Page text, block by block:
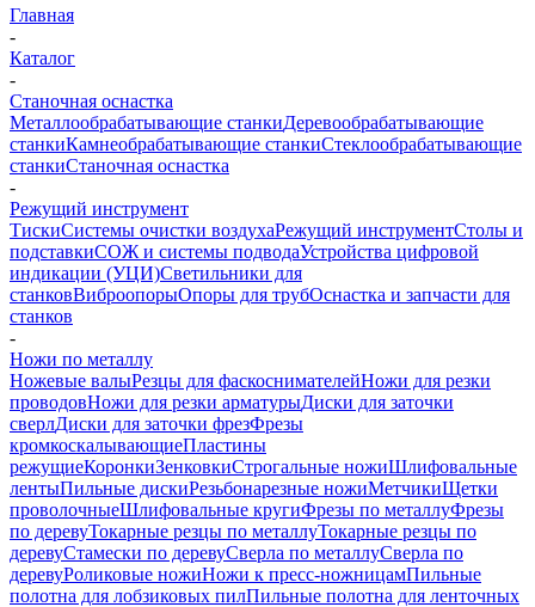
Главная
-
Каталог
-
Станочная оснастка
Металлообрабатывающие станкиДеревообрабатывающие
станкиКамнеобрабатывающие станкиСтеклообрабатывающие
станкиСтаночная оснастка
-
Режущий инструмент
ТискиСистемы очистки воздухаРежущий инструментСтолы и
подставкиСОЖ и системы подводаУстройства цифровой
индикации (УЦИ)Светильники для
станковВиброопорыОпоры для трубОснастка и запчасти для
станков
-
Ножи по металлу
Ножевые валыРезцы для фаскоснимателейНожи для резки
проводовНожи для резки арматурыДиски для заточки
сверлДиски для заточки фрезФрезы
кромкоскалывающиеПластины
режущиеКоронкиЗенковкиСтрогальные ножиШлифовальные
лентыПильные дискиРезьбонарезные ножиМетчикиЩетки
проволочныеШлифовальные кругиФрезы по металлуФрезы
по деревуТокарные резцы по металлуТокарные резцы по
деревуСтамески по деревуСверла по металлуСверла по
деревуРоликовые ножиНожи к пресс-ножницамПильные
полотна для лобзиковых пилПильные полотна для ленточных